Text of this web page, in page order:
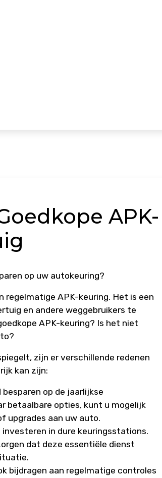
APK-
op uw autokeuring?
APK-keuring. Het is een
en andere weggebruikers te
APK-keuring? Is het niet
zijn er verschillende redenen
kan zijn:
op de jaarlijkse
betaalbare opties, kunt u mogelijk
upgrades aan uw auto.
in dure keuringsstations.
dat deze essentiële dienst
bijdragen aan regelmatige controles